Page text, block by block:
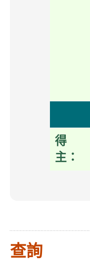
得
主：
查詢